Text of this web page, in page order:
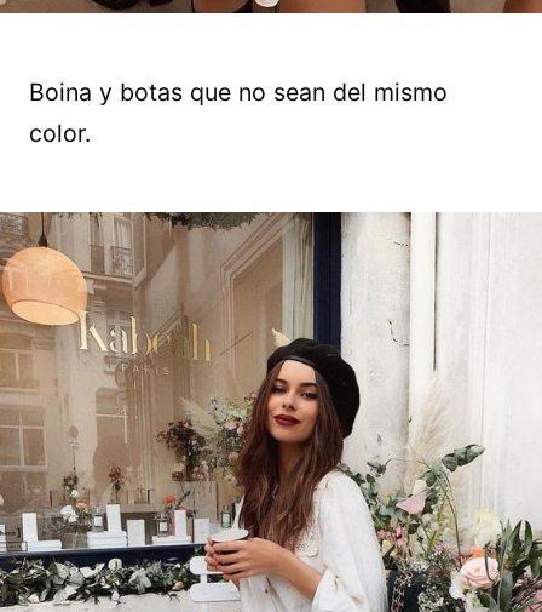
Boina y botas que no sean del mismo
color.